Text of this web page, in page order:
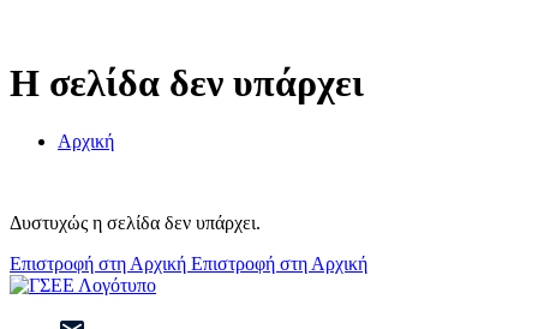
Η σελίδα δεν υπάρχει
Αρχική
Δυστυχώς η σελίδα δεν υπάρχει.
Επιστροφή στη Αρχική Επιστροφή στη Αρχική